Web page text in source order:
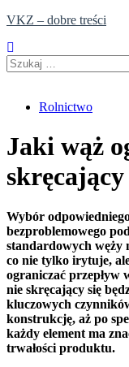
Skip
content
VKZ – dobre treści
Szukaj:
Rolnictwo
Jaki wąż
skręcający
Wybór
bezproblemowego
standardowych węży
co nie tylko irytuje,
ograniczać przepływ
nie skręcający się
kluczowych
konstrukcję, aż po
każdy element ma
trwałości produktu.